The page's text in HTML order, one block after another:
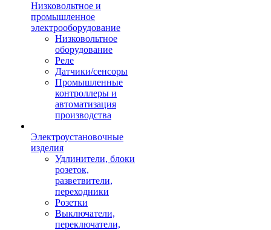
Низковольтное и
промышленное
электрооборудование
Низковольтное
оборудование
Реле
Датчики/сенсоры
Промышленные
контроллеры и
автоматизация
производства
Электроустановочные
изделия
Удлинители, блоки
розеток,
разветвители,
переходники
Розетки
Выключатели,
переключатели,